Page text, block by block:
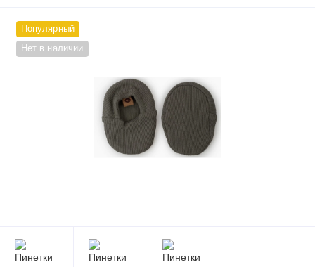
Популярный
Нет в наличии